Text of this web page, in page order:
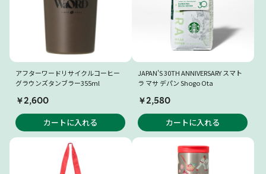
アフターワードリサイクルコーヒー
グラウンズタンブラー355ml
￥2,600
カートに入れる
JAPAN'S 30TH ANNIVERSARY スマト
ラ マサ デパン Shogo Ota
￥2,580
カートに入れる